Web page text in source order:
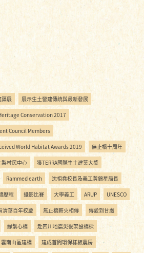
築展 展示生土營建傳統與最新發展
Conservation 2017
Council Members
World Habitat Awards 2019 無止橋十周年
村民中心 獲TERRA國際生土建築大獎
Rammed earth 沈祖堯校長及義工黃錦星局長
歷程 攝影比賽 大學義工 ARUP UNESCO
清華百年校慶 無止橋薪火相傳 傳愛到甘肅
緣繫心橋 赴四川地震災後架設橋樑
雲南山區建橋 建成首間環保樣板農房